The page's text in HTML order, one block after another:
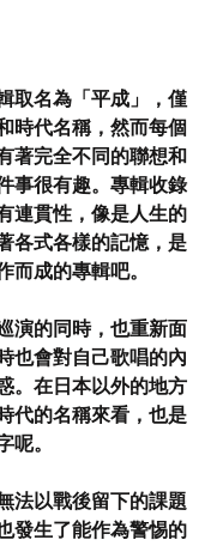
取名為「平成」，僅
時代名稱，然而每個
著完全不同的聯想和
事很有趣。專輯收錄
連貫性，像是人生的
各式各樣的記憶，是
而成的專輯吧。
演的同時，也重新面
也會對自己歌唱的內
。在日本以外的地方
代的名稱來看，也是
呢。
法以戰後留下的課題
發生了能作為警惕的